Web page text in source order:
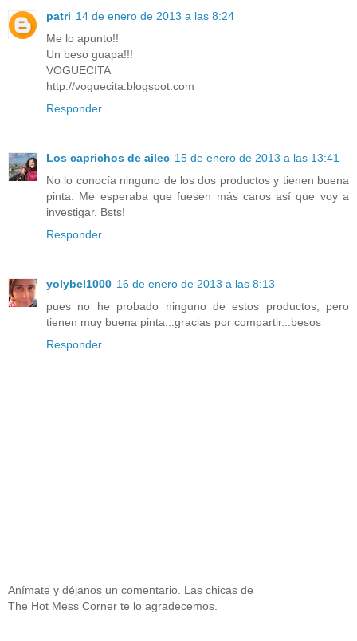
patri 14 de enero de 2013 a las 8:24
Me lo apunto!!
Un beso guapa!!!
VOGUECITA
http://voguecita.blogspot.com
Responder
Los caprichos de ailec 15 de enero de 2013 a las 13:41
No lo conocía ninguno de los dos productos y tienen buena
pinta. Me esperaba que fuesen más caros así que voy a
investigar. Bsts!
Responder
yolybel1000 16 de enero de 2013 a las 8:13
pues no he probado ninguno de estos productos, pero
tienen muy buena pinta...gracias por compartir...besos
Responder
Anímate y déjanos un comentario. Las chicas de
The Hot Mess Corner te lo agradecemos.